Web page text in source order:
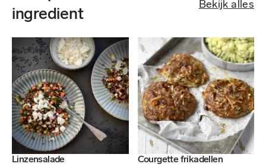
ingredient
Bekijk alles
Linzensalade Courgette frikadellen